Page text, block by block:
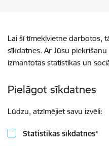
Lai šī tīmekļvietne darbotos,
sīkdatnes. Ar Jūsu
izmantotas statistikas un
Pielāgot sīkdatnes
Lūdzu, atzīmējiet savu izvēli:
Statistikas sīkdatnes*